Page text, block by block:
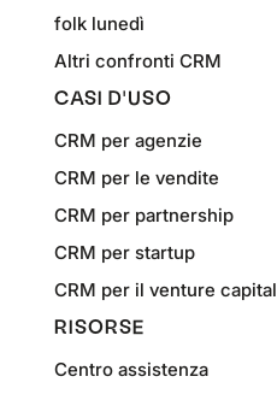
folk lunedì
Altri confronti CRM
CASI D'USO
CRM per agenzie
CRM per le vendite
CRM per partnership
CRM per startup
CRM per il venture capital
RISORSE
Centro assistenza